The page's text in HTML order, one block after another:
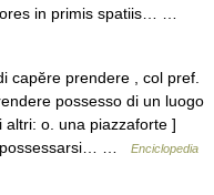
in primis spatiis… …
capĕre prendere , col pref.
possesso di un luogo
o. una piazzaforte ]
…
Enciclopedia